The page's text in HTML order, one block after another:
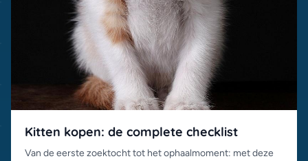
Kitten kopen: de complete checklist
Van de eerste zoektocht tot het ophaalmoment: met deze